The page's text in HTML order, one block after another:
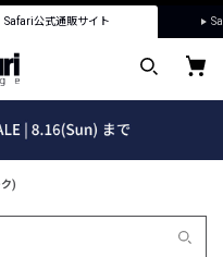
Safari公式通販サイト
)